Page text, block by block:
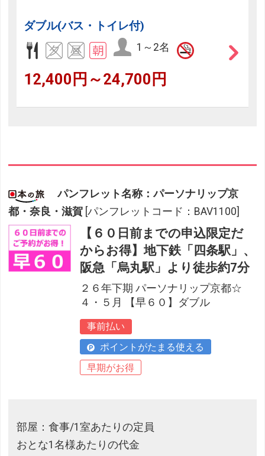
ダブル(バス・トイレ付)
1～2名
12,400円～24,700円
パンフレット名称：パーソナリップ京
都・奈良・滋賀 [パンフレットコード：BAV1100]
【６０日前までの申込限定だ
からお得】地下鉄「四条駅」、
阪急「烏丸駅」より徒歩約7分
２６年下期 パーソナリップ京都☆
４・５月 【早６０】ダブル
事前払い
ポイントがたまる使える
早期がお得
部屋：食事/1室あたりの定員
おとな1名様あたりの代金